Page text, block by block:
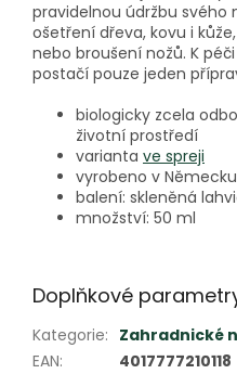
pravidelnou údržbu svého
ošetření dřeva, kovu i
nebo broušení nožů. K
postačí pouze jeden
biologicky zcela
životní prostředí
varianta ve spreji
vyrobeno v Německu
balení: skleněná
množství: 50 ml
Doplňkové
Kategorie: Zahradnické
EAN: 4017777210118